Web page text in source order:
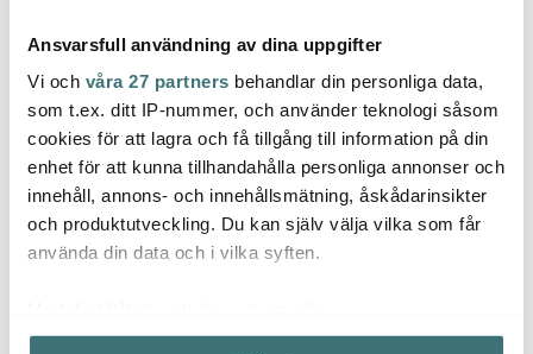
Ansvarsfull användning av dina uppgifter
Vi och våra 27 partners behandlar din personliga data,
som t.ex. ditt IP-nummer, och använder teknologi såsom
cookies för att lagra och få tillgång till information på din
enhet för att kunna tillhandahålla personliga annonser och
innehåll, annons- och innehållsmätning, åskådarinsikter
och produktutveckling. Du kan själv välja vilka som får
använda din data och i vilka syften.
Samla in information om din geografiska plats som
Pimpernel
Christmas Tree
Bordstablett 30x40 cm
4-pack
448 kr 689 kr
Jonas
Jonas Måttsats i 4 delar
Rostfri
129 kr